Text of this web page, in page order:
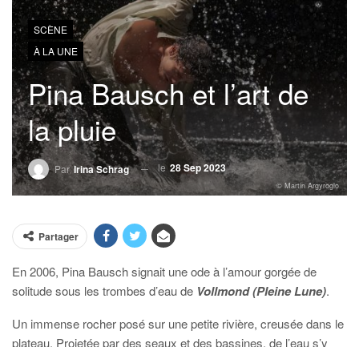
SCÈNE
À LA UNE
Pina Bausch et l’art de
la pluie
Par Irina Schrag le 28 Sep 2023
© Martin Argyroglo
Partager
En 2006, Pina Bausch signait une ode à l’amour gorgée de
solitude sous les trombes d’eau de Vollmond (Pleine Lune).
Un immense rocher posé sur une petite rivière, creusée dans le
plateau. Projetée par des seaux et des bassines, de l’eau s’y